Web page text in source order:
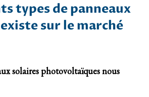
types de panneaux
sur le marché
solaires photovoltaïques nous